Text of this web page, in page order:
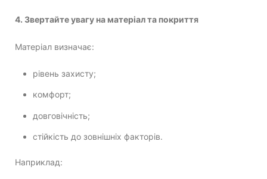
4. Звертайте увагу на матеріал та покриття
Матеріал визначає:
рівень захисту;
комфорт;
довговічність;
стійкість до зовнішніх факторів.
Наприклад: